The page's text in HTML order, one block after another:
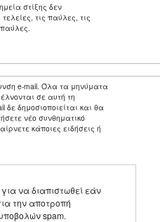
στίξης δεν
τις παύλες, τις
e-mail. Όλα τα μηνύματα
σε αυτή τη
δε δημοσιοποιείται και θα
νέο συνθηματικό
κάποιες ειδήσεις ή
να διαπιστωθεί εάν
την αποτροπή
spam.